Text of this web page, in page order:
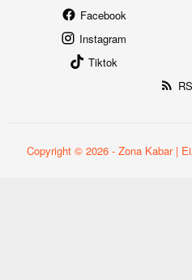
Facebook
Instagram
Tiktok
Copyright © 2026 - Zona Kabar |